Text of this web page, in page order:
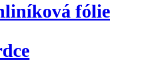
fólie